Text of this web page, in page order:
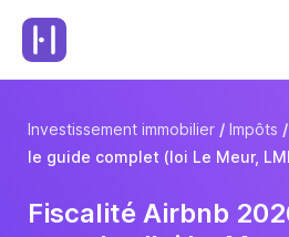
Investissement immobilier Impôts
le guide complet (loi Le Meur,
Fiscalité Airbnb